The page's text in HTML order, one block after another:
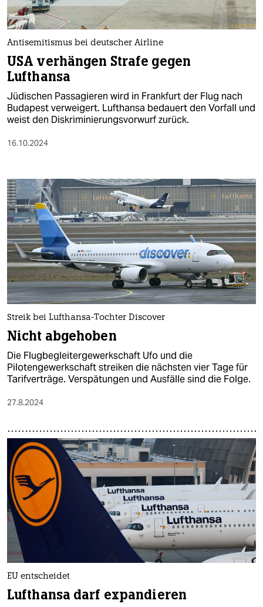
Antisemitismus bei deutscher Airline
USA verhängen Strafe gegen
Lufthansa
Jüdischen Passagieren wird in Frankfurt der Flug nach
Budapest verweigert. Lufthansa bedauert den Vorfall und
weist den Diskriminierungsvorwurf zurück.
16.10.2024
Streik bei Lufthansa-Tochter Discover
Nicht abgehoben
Die Flugbegleitergewerkschaft Ufo und die
Pilotengewerkschaft streiken die nächsten vier Tage für
Tarifverträge. Verspätungen und Ausfälle sind die Folge.
27.8.2024
EU entscheidet
Lufthansa darf expandieren